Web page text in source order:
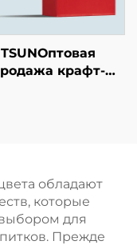
TSUNОптовая
крафт-
новогодней/
еды
пластиковую
упаковку
обладают
которые
для
Прежде